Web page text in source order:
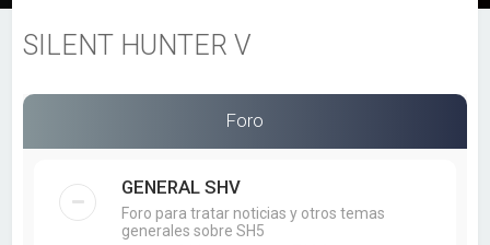
a
SILENT HUNTER V
Foro
GENERAL SHV
Foro para tratar noticias y otros temas
generales sobre SH5